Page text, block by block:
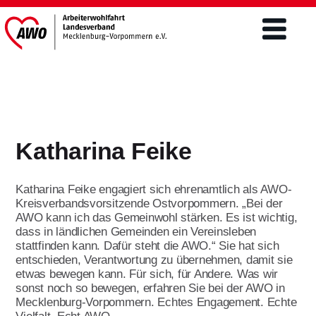
Was wir tun
Altenhilfe
Teilhabe von Menschen m.
Behinderungen/ Eingliederung
Ehrenamt
Kinder- und Jugendhilfe
Öffentlichkeitsarbeit
Engagement
Mitgliederschaft und Förderung
Mitgliedsantrag
Förderer werden
Spenden
Engagement im Ehrenamt ist
vielseitig
FSJ / BFD
Freiwilliges Soziales Jahr/BFD unter 27
Jahre
Bundesfreiwilligendienst über 27 Jahre
Jetzt bewerben
Aktuelles & Presse
Aktuelles
Landtagswahlen 2026
Themen
Katharina Feike
Katharina Feike engagiert sich ehrenamtlich als AWO-
Kreisverbandsvorsitzende Ostvorpommern. „Bei der
AWO kann ich das Gemeinwohl stärken. Es ist wichtig,
dass in ländlichen Gemeinden ein Vereinsleben
stattfinden kann. Dafür steht die AWO.“ Sie hat sich
entschieden, Verantwortung zu übernehmen, damit sie
etwas bewegen kann. Für sich, für Andere. Was wir
sonst noch so bewegen, erfahren Sie bei der AWO in
Mecklenburg-Vorpommern. Echtes Engagement. Echte